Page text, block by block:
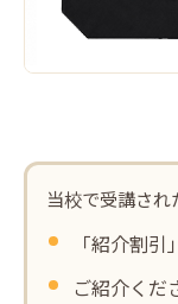
当校で受講さ
「紹介割引
ご紹介くだ